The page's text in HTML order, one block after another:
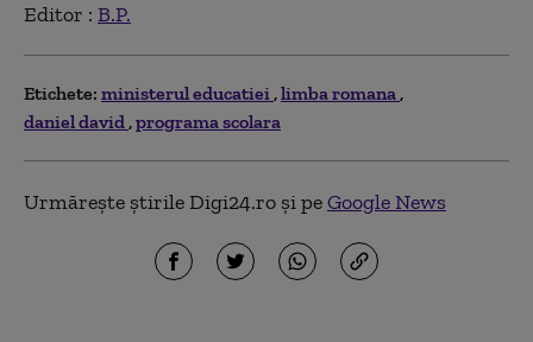
Editor : B.P.
Etichete: ministerul educatiei limba romana
daniel david programa scolara
Urmărește știrile Digi24.ro și peGoogle News